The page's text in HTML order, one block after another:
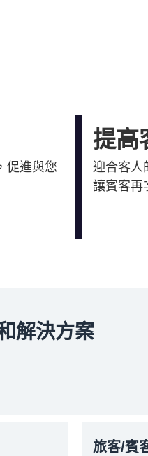
促進與您
提高
迎合客人
讓賓客再
解決方案
旅客/賓